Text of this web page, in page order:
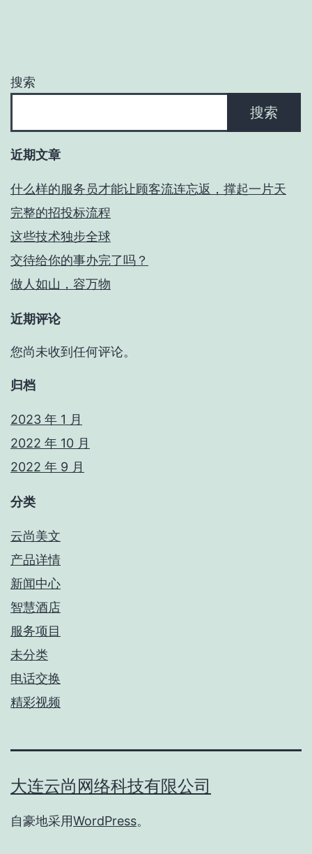
搜索
搜索
近期文章
什么样的服务员才能让顾客流连忘返，撑起一片天
完整的招投标流程
这些技术独步全球
交待给你的事办完了吗？
做人如山，容万物
近期评论
您尚未收到任何评论。
归档
2023 年 1 月
2022 年 10 月
2022 年 9 月
分类
云尚美文
产品详情
新闻中心
智慧酒店
服务项目
未分类
电话交换
精彩视频
大连云尚网络科技有限公司
自豪地采用WordPress。